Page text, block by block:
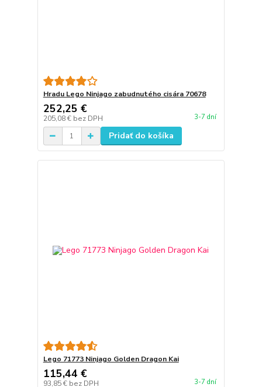
Hradu Lego Ninjago zabudnutého cisára 70678
252,25 €
205,08 € bez DPH 3-7 dní
Pridať do košíka
Lego 71773 Ninjago Golden Dragon Kai
115,44 €
93,85 € bez DPH 3-7 dní